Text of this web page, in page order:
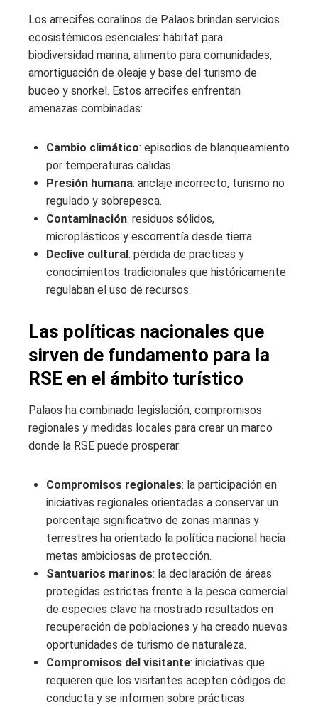
Los arrecifes coralinos de Palaos brindan servicios
ecosistémicos esenciales: hábitat para
biodiversidad marina, alimento para comunidades,
amortiguación de oleaje y base del turismo de
buceo y snorkel. Estos arrecifes enfrentan
amenazas combinadas:
Cambio climático: episodios de blanqueamiento
por temperaturas cálidas.
Presión humana: anclaje incorrecto, turismo no
regulado y sobrepesca.
Contaminación: residuos sólidos,
microplásticos y escorrentía desde tierra.
Declive cultural : pérdida de prácticas y
conocimientos tradicionales que históricamente
regulaban el uso de recursos.
Las políticas nacionales que
sirven de fundamento para la
RSE en el ámbito turístico
Palaos ha combinado legislación, compromisos
regionales y medidas locales para crear un marco
donde la RSE puede prosperar:
Compromisos regionales: la participación en
iniciativas regionales orientadas a conservar un
porcentaje significativo de zonas marinas y
terrestres ha orientado la política nacional hacia
metas ambiciosas de protección.
Santuarios marinos: la declaración de áreas
protegidas estrictas frente a la pesca comercial
de especies clave ha mostrado resultados en
recuperación de poblaciones y ha creado nuevas
oportunidades de turismo de naturaleza.
Compromisos del visitante: iniciativas que
requieren que los visitantes acepten códigos de
conducta y se informen sobre prácticas